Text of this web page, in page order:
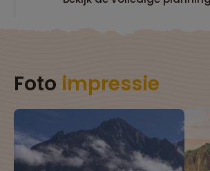
Foto impressie